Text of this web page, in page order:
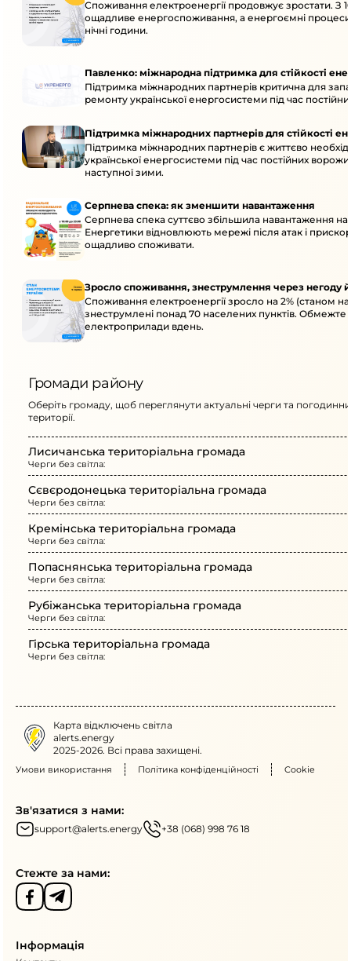
Споживання електроенергії продовжує зростати. З
ощадливе енергоспоживання, а енергоємні
нічні години.
Павленко: міжнародна підтримка для стійкості
Підтримка міжнародних партнерів критична для
ремонту української енергосистеми під час
Підтримка міжнародних партнерів для стійкості
Підтримка міжнародних партнерів є життєво
української енергосистеми під час постійних
наступної зими.
Серпнева спека: як зменшити навантаження
Серпнева спека суттєво збільшила навантаження
Енергетики відновлюють мережі після атак і
ощадливо споживати.
Зросло споживання, знеструмлення через негоду
Споживання електроенергії зросло на 2% (станом
знеструмлені понад 70 населених пунктів. Обмежте
електроприлади вдень.
Громади району
Оберіть громаду, щоб переглянути актуальні черги та
території.
Лисичанська територіальна громада
Черги без світла:
Сєвєродонецька територіальна громада
Черги без світла:
Кремінська територіальна громада
Черги без світла:
Попаснянська територіальна громада
Черги без світла:
Рубіжанська територіальна громада
Черги без світла:
Гірська територіальна громада
Черги без світла:
Карта відключень світла
alerts.energy
2025-2026. Всі права захищені.
Умови використання Політика конфіденційності Cookie
Зв'язатися з нами:
support@alerts.energy +38 (068) 998 76 18
Стежте за нами:
Інформація